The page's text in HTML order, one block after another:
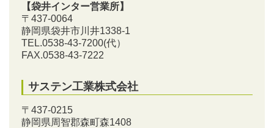
【袋井インター営業所】
〒437-0064
静岡県袋井市川井1338-1
TEL.0538-43-7200(代）
FAX.0538-43-7222
サステン工業株式会社
〒437-0215
静岡県周智郡森町森1408